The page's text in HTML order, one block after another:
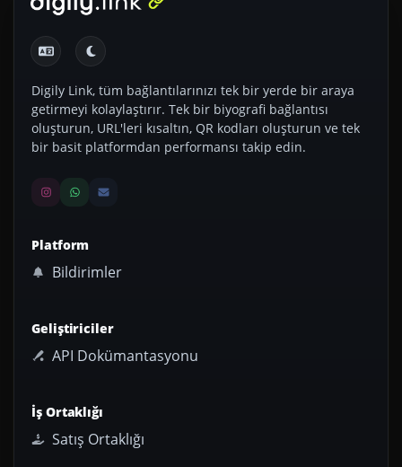
Digily Link, tüm bağlantılarınızı tek bir yerde bir araya
getirmeyi kolaylaştırır. Tek bir biyografi bağlantısı
oluşturun, URL'leri kısaltın, QR kodları oluşturun ve tek
bir basit platformdan performansı takip edin.
Platform
Bildirimler
Geliştiriciler
API Dokümantasyonu
İş Ortaklığı
Satış Ortaklığı